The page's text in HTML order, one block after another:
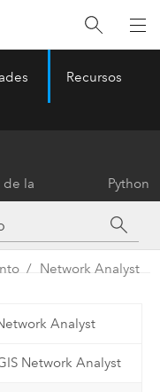
Recursos
de la
herramienta
Python
Network Analyst
Analyst
Network Analyst